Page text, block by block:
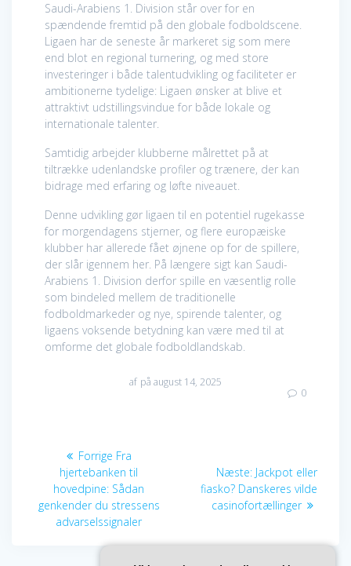
Saudi-Arabiens 1. Division står over for en
spændende fremtid på den globale fodboldscene.
Ligaen har de seneste år markeret sig som mere
end blot en regional turnering, og med store
investeringer i både talentudvikling og faciliteter er
ambitionerne tydelige: Ligaen ønsker at blive et
attraktivt udstillingsvindue for både lokale og
internationale talenter.
Samtidig arbejder klubberne målrettet på at
tiltrække udenlandske profiler og trænere, der kan
bidrage med erfaring og løfte niveauet.
Denne udvikling gør ligaen til en potentiel rugekasse
for morgendagens stjerner, og flere europæiske
klubber har allerede fået øjnene op for de spillere,
der slår igennem her. På længere sigt kan Saudi-
Arabiens 1. Division derfor spille en væsentlig rolle
som bindeled mellem de traditionelle
fodboldmarkeder og nye, spirende talenter, og
ligaens voksende betydning kan være med til at
omforme det globale fodboldlandskab.
af på august 14, 2025
0
Indlægsnavigation
Forrige Forrige
indlæg:
Fra
hjertebanken til
hovedpine: Sådan
genkender du stressens
advarselssignaler
Næste: Næste
indlæg:
Jackpot eller
fiasko? Danskeres vilde
casinofortællinger